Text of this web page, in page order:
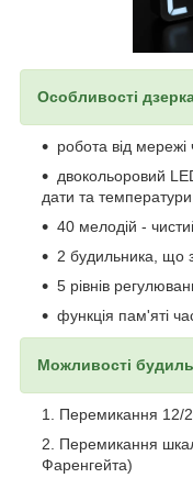
Особливості
робота від
двокольоровий
дати та
40 мелодій -
2 будильника, що
5 рівнів
функція пам'яті
Можливості
Перемикання 12/
Перемикання
Фаренгейта)